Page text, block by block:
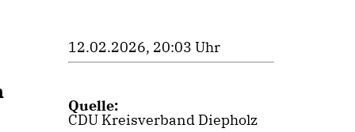
12.02.2026, 20:03 Uhr
Quelle:
CDU Kreisverband Diepholz